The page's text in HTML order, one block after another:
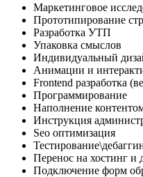
Маркетинговое
Прототипирование
Разработка УТП
Упаковка смыслов
Индивидуальный
Анимации и
Frontend разработка
Программирование
Наполнение
Инструкция
Seo оптимизация
Перенос на хостинг и
Подключение форм